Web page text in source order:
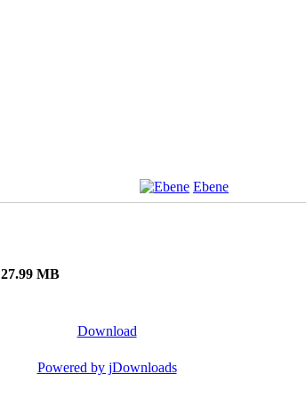
Ebene
27.99 MB
Download
Powered by jDownloads